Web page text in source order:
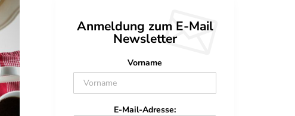
Anmeldung zum E-Mail
Newsletter
Vorname
E-Mail-Adresse: